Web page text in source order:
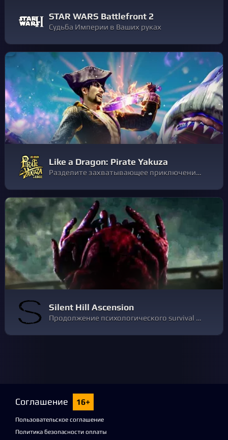
STAR WARS Battlefront 2
Судьба Империи в Ваших руках
Like a Dragon: Pirate Yakuza
Разделите захватывающее приключение бывшего якудзы, а ныне пиратского капитана. Присоединитесь к его команде, которая участвует в захватывающих боях на суше и на море в поисках потерянных воспоминаний и легендарного сокровища.
Silent Hill Ascension
Продолжение психологического survival horror, разрабатываемое канадской студией Behaviour Interactive и американскими компаниями Genvid, Bad Robot и dj2 Entertainment по лицензии японской компании Konami.
Соглашение 16+
Пользовательское соглашение
Политика безопасности оплаты